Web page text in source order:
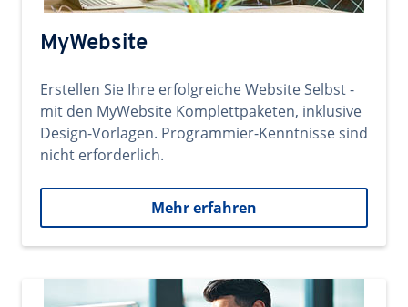
MyWebsite
Erstellen Sie Ihre erfolgreiche Website Selbst -
mit den MyWebsite Komplettpaketen, inklusive
Design-Vorlagen. Programmier-Kenntnisse sind
nicht erforderlich.
Mehr erfahren